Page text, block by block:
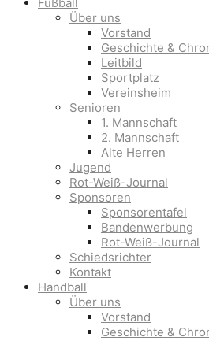
Über uns
Vorstand
Geschichte &
Leitbild
Sportplatz
Vereinsheim
Senioren
1. Mannschaft
2. Mannschaft
Alte Herren
Jugend
Rot-Weiß-Journal
Sponsoren
Sponsorentafel
Bandenwerbung
Rot-Weiß-Journal
Schiedsrichter
Kontakt
Handball
Über uns
Vorstand
Geschichte &